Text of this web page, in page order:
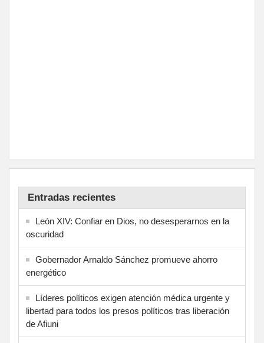
Entradas recientes
León XIV: Confiar en Dios, no desesperarnos en la
oscuridad
Gobernador Arnaldo Sánchez promueve ahorro
energético
Líderes políticos exigen atención médica urgente y
libertad para todos los presos políticos tras liberación
de Afiuni